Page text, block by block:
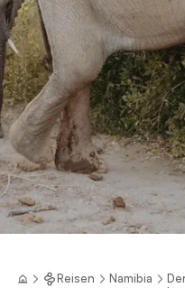
Reisen Namibia